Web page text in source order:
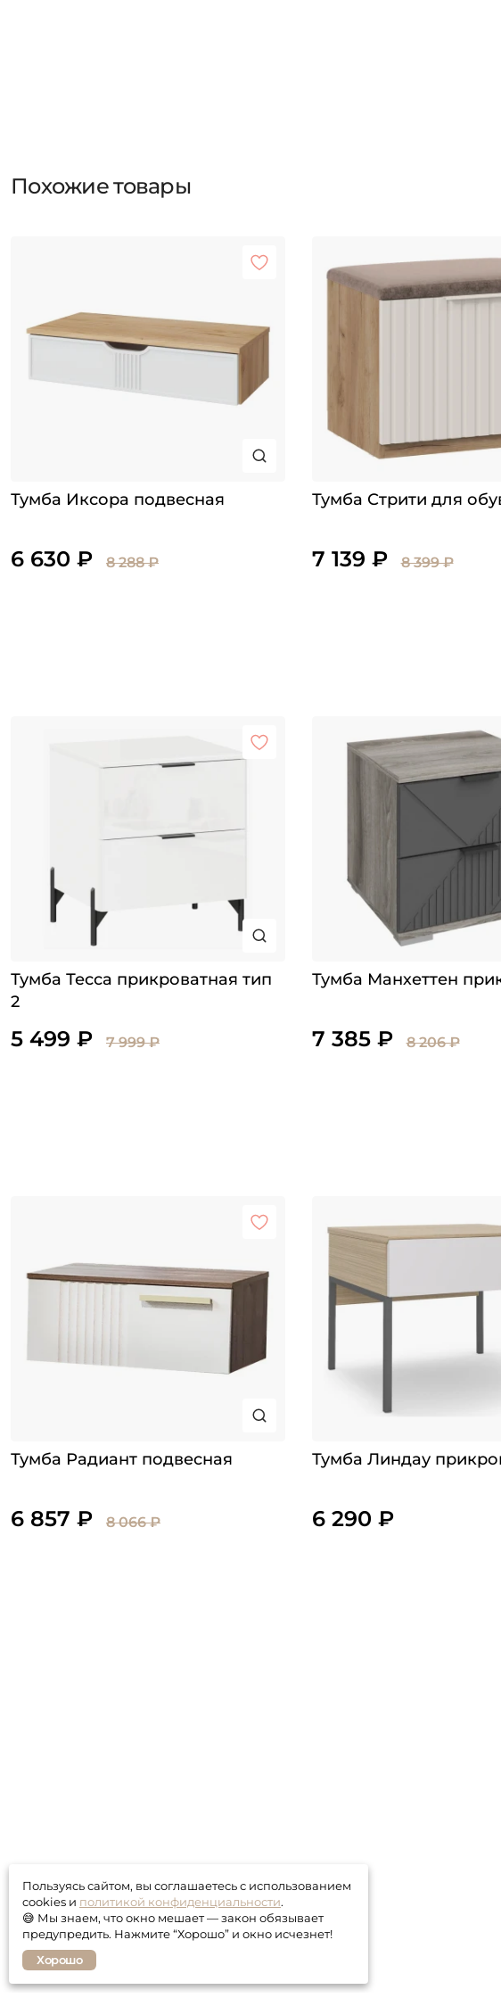
Похожие товары
Тумба Иксора подвесная
6 630 ₽ 8 288 ₽
Тумба Стрити для
7 139 ₽ 8 399 ₽
Тумба Тесса прикроватная тип
2
5 499 ₽ 7 999 ₽
Тумба Манхеттен
7 385 ₽ 8 206 ₽
Тумба Радиант подвесная
6 857 ₽ 8 066 ₽
Тумба Линдау
6 290 ₽
Пользуясь сайтом, вы соглашаетесь с использованием
cookies и политикой конфиденциальности.
😅 Мы знаем, что окно мешает — закон обязывает
предупредить. Нажмите “Хорошо” и окно исчезнет!
Хорошо